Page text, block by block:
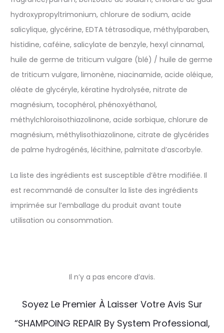
hydroxypropyltrimonium, chlorure de sodium, acide
salicylique, glycérine, EDTA tétrasodique, méthylparaben,
histidine, caféine, salicylate de benzyle, hexyl cinnamal,
huile de germe de triticum vulgare (blé) / huile de germe
de triticum vulgare, limonène, niacinamide, acide oléique,
oléate de glycéryle, kératine hydrolysée, nitrate de
magnésium, tocophérol, phénoxyéthanol,
méthylchloroisothiazolinone, acide sorbique, chlorure de
magnésium, méthylisothiazolinone, citrate de glycérides
de palme hydrogénés, lécithine, palmitate d’ascorbyle.
La liste des ingrédients est susceptible d’être modifiée. Il
est recommandé de consulter la liste des ingrédients
imprimée sur l’emballage du produit avant toute
utilisation ou consommation.
v
Il n’y a pas encore d’avis.
Soyez Le Premier À Laisser Votre Avis Sur
“SHAMPOING REPAIR By System Professional,